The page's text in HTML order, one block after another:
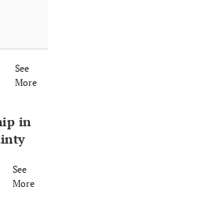
See
More
in
See
More